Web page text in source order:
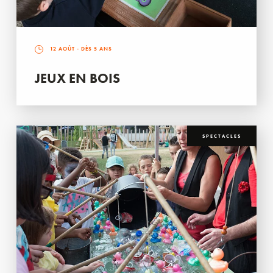
12 AOÛT - DÈS 5 ANS
JEUX EN BOIS
SPECTACLES